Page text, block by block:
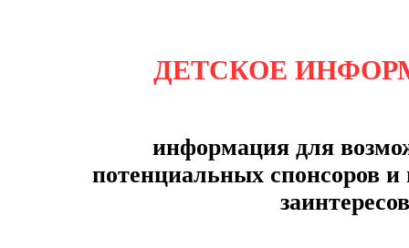
ДЕТСКОЕ
информация для
потенциальных спонсоров и